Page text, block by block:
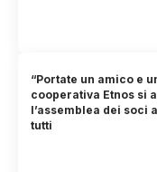
“Portate un amico e
cooperativa Etnos si
l’assemblea dei soci
tutti